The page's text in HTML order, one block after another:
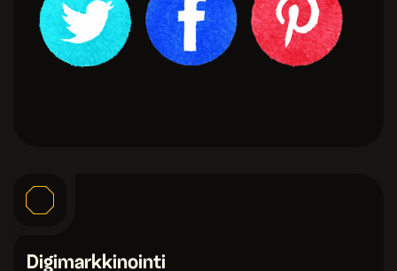
Digimarkkinointi